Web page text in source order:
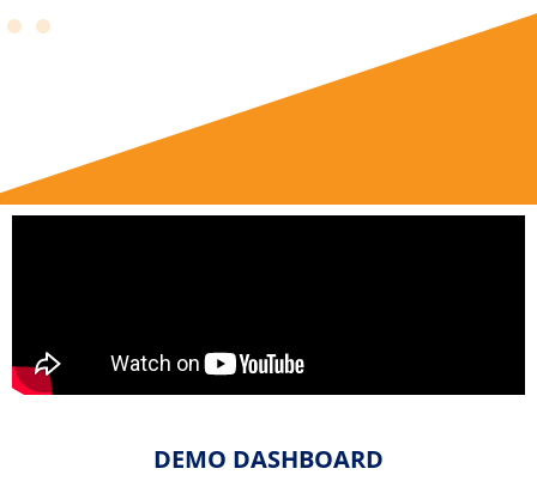
DEMO DASHBOARD